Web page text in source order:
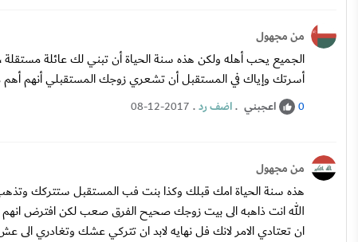
من مجهول
الجميع يحب أهله ولكن هذه سنة الحياة أن تبني لك عائلة
أسرتك وإياك في المستقبل أن تشعري زوجك المستقبلي أنهم
0 اعجبني .اضف رد.
08-12-2017
من مجهول
هذه سنة الحياة امك قبلك وكذا بنت فب المستقبل ستتركك
الله انت ذاهبه الى بيت زوجك صحيح الفرق صعب لكن افترض
ان تعتادي الامر لانك فل نهايه لابد ان تتركي عشك وتغادري الى عش